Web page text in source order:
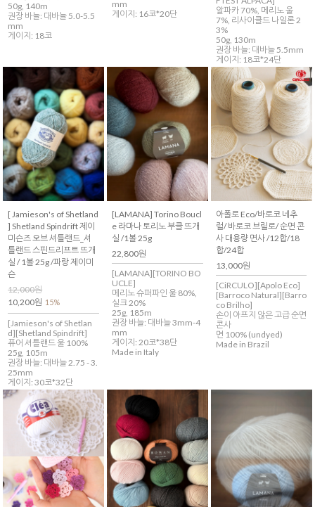
50g, 140m
권장 바늘: 대바늘 5.0-5.5
mm
게이지: 18코
mm
게이지: 16코*20단
알파카 70%, 메리노 울
7%, 리사이클드 나일론 2
3%
50g, 130m
권장 바늘: 대바늘 5.5mm
게이지: 18코*24단
[ Jamieson's of Shetland
] Shetland Spindrift 제이
미슨즈 오브 셔틀랜드_셔
틀랜드 스핀드리프트 뜨개
실 / 1볼 25g /파랑 제이미
슨
12,000원
10,200원 15%
[Jamieson's of Shetlan
d][Shetland Spindrift]
퓨어 셔틀랜드 울 100%
25g, 105m
권장 바늘: 대바늘 2.75 - 3.
25mm
게이지: 30코*32단
[LAMANA] Torino Boucl
e 라마나 토리노 부클 뜨개
실 /1볼 25g
22,800원
[LAMANA][TORINO BO
UCLE]
메리노 슈퍼파인 울 80%,
실크 20%
25g, 185m
권장 바늘: 대바늘 3mm-4
mm
게이지: 20코*38단
Made in Italy
아폴로 Eco/바로코 네추
럴/ 바로코 브릴로/ 순면 콘
사 대용량 면사 /12합/18
합/24합
13,000원
[CiRCULO][Apolo Eco]
[Barroco Natural][Barro
co Brilho]
손이 아프지 않은 고급 순면
콘사
면 100% (undyed)
Made in Brazil